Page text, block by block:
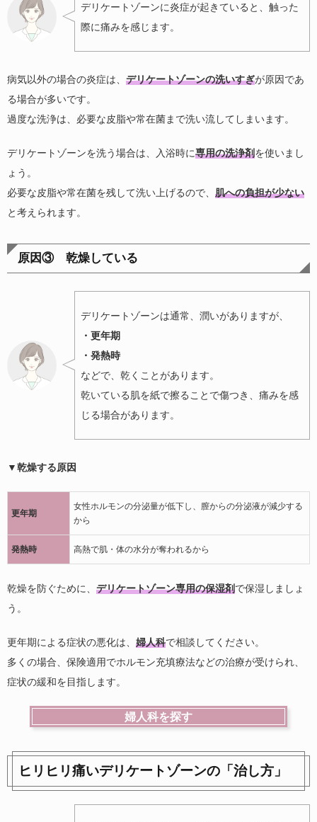
デリケートゾーンに炎症が起きていると、触った
際に痛みを感じます。
病気以外の場合の炎症は、 デリケートゾーンの洗いすぎが原因であ
る場合が多いです。
過度な洗浄は、必要な皮脂や常在菌まで洗い流してしまいます。
デリケートゾーンを洗う場合は、入浴時に専用の洗浄剤を使いまし
ょう。
必要な皮脂や常在菌を残して洗い上げるので、 肌への負担が少ない
と考えられます。
原因③ 乾燥している
デリケートゾーンは通常、潤いがありますが、
・更年期
・発熱時
などで、乾くことがあります。
乾いている肌を紙で擦ることで傷つき、痛みを感
じる場合があります。
▼乾燥する原因
更年期
女性ホルモンの分泌量が低下し、膣からの分泌液が減少する
から
発熱時 高熱で肌・体の水分が奪われるから
乾燥を防ぐために、 デリケートゾーン専用の保湿剤で保湿しましょ
う。
更年期による症状の悪化は、 婦人科で相談してください。
多くの場合、保険適用でホルモン充填療法などの治療が受けられ、
症状の緩和を目指します。
婦人科を探す
ヒリヒリ痛いデリケートゾーンの「治し方」